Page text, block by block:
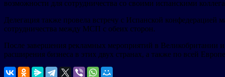
возможности для сотрудничества со своими испанскими
Делегация также провела встречу с Испанской
сотрудничества между МСП с обеих сторон.
После завершения рекламных мероприятий в
расширения бизнеса в этих двух странах, а также по всей